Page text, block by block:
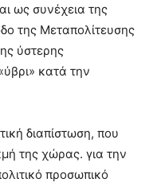
ως συνέχεια της
της Μεταπολίτευσης
ύστερης
κατά την
διαπίστωση, που
της χώρας. για την
προσωπικό